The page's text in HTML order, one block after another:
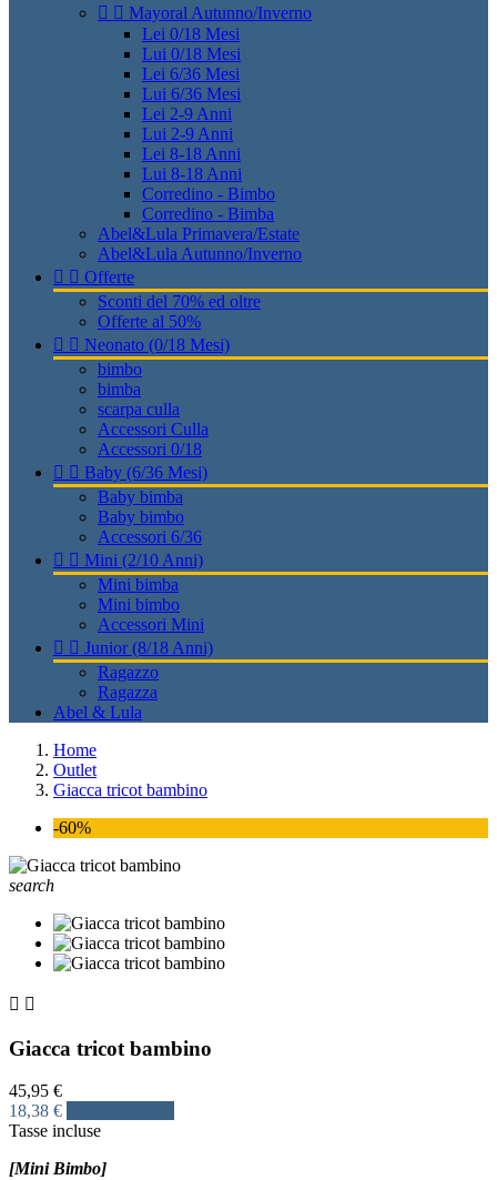
  Mayoral Autunno/Inverno
Lei 0/18 Mesi
Lui 0/18 Mesi
Lei 6/36 Mesi
Lui 6/36 Mesi
Lei 2-9 Anni
Lui 2-9 Anni
Lei 8-18 Anni
Lui 8-18 Anni
Corredino - Bimbo
Corredino - Bimba
Abel&Lula Primavera/Estate
Abel&Lula Autunno/Inverno
  Offerte
Sconti del 70% ed oltre
Offerte al 50%
  Neonato (0/18 Mesi)
bimbo
bimba
scarpa culla
Accessori Culla
Accessori 0/18
  Baby (6/36 Mesi)
Baby bimba
Baby bimbo
Accessori 6/36
  Mini (2/10 Anni)
Mini bimba
Mini bimbo
Accessori Mini
  Junior (8/18 Anni)
Ragazzo
Ragazza
Abel & Lula
Home
Outlet
Giacca tricot bambino
-60%
search
 
Giacca tricot bambino
45,95 €
18,38 €
Tasse incluse
[Mini Bimbo]